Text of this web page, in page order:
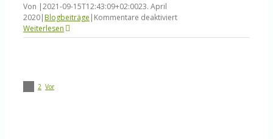
Von |2021-09-15T12:43:09+02:0023. April
2020|Blogbeiträge | Kommentare deaktiviertfür
Antworten
Weiterlesen
2 Vor